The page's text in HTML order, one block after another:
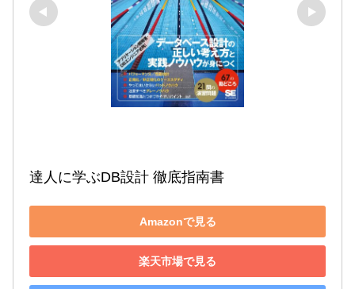
達人に学ぶDB設計 徹底指南書
Amazonで見る
楽天市場で見る